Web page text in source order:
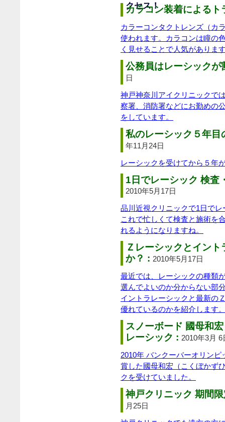
クセス！
カラコン装着による
カラーコンタクトレンズ（カ
使われます。カラコンは瞳の
く見せることで人気がありま
公務員はレーシック
日
神戸神奈川アイクリニックで
察署、消防署などにお勤めの
をしています。
私のレーシック５年
年11月24日
レーシックを受けてから５年
1日でレーシック 検査
2010年5月17日
品川近視クリニックで1日で
これで忙しくて検査と施術を
れるようになりますね。
Ｚレーシックとイン
か？ : 2010年5月17日
最近では、レーシックの種類
選んでよいのか分からない部
イントラレーシックと最新の
優れているのかを紹介します
スノーボード 國母和
レーシック : 2010年3月 6
2010年 バンクーバーオリン
賞した國母和宏（こくぼかず
クを受けていました。
神戸クリニック 期間
月25日